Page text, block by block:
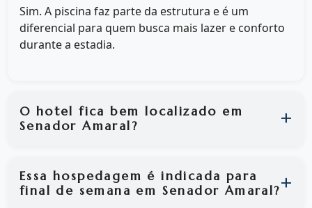
Sim. A piscina faz parte da estrutura e é um
diferencial para quem busca mais lazer e conforto
durante a estadia.
O hotel fica bem localizado em
Senador Amaral?
Essa hospedagem é indicada para
final de semana em Senador Amaral?